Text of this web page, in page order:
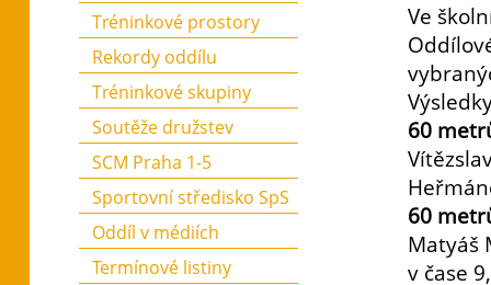
Ve
60
60
Matyáš
v čase
Tréninkové prostory
Rekordy oddílu
Tréninkové skupiny
Soutěže družstev
SCM Praha 1-5
Sportovní středisko SpS
Oddíl v médiích
Termínové listiny